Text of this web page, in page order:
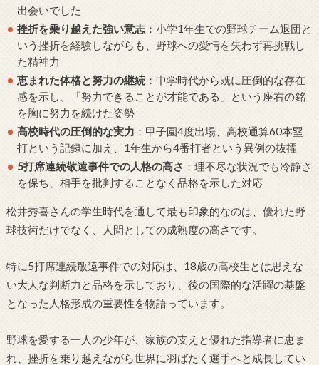
出会いでした
挫折を乗り越えた強い意志 ：小学1年生での野球チーム退団と
いう挫折を経験しながらも、野球への愛情を失わず再挑戦し
た精神力
恵まれた体格と努力の継続 ：中学時代から既に圧倒的な存在
感を示し、「努力できることが才能である」という座右の銘
を胸に努力を続けた姿勢
高校時代の圧倒的な実力 ：甲子園4度出場、高校通算60本塁
打という記録に加え、1年生から4番打者という異例の抜擢
5打席連続敬遠事件での人格の高さ ：理不尽な状況でも冷静さ
を保ち、相手を批判することなく品格を示した対応
松井秀喜さんの学生時代を通して最も印象的なのは、優れた野
球技術だけでなく、人間としての成熟度の高さです。
特に5打席連続敬遠事件での対応は、18歳の高校生とは思えな
い大人な判断力と品格を示しており、後の国際的な活躍の基盤
となった人格形成の重要性を物語っています。
野球を愛する一人の少年が、家族の支えと優れた指導者に恵ま
れ、挫折を乗り越えながら世界に羽ばたく選手へと成長してい